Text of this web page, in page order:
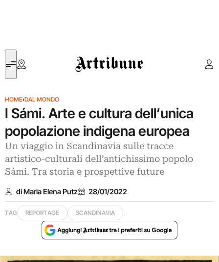
Artribune
HOME›DAL MONDO
I Sámi. Arte e cultura dell’unica
popolazione indigena europea
Un viaggio in Scandinavia sulle tracce
artistico-culturali dell’antichissimo popolo
Sámi. Tra storia e prospettive future
di Maria Elena Putz 28/01/2022
TAG REPORTAGE SCANDINAVIA